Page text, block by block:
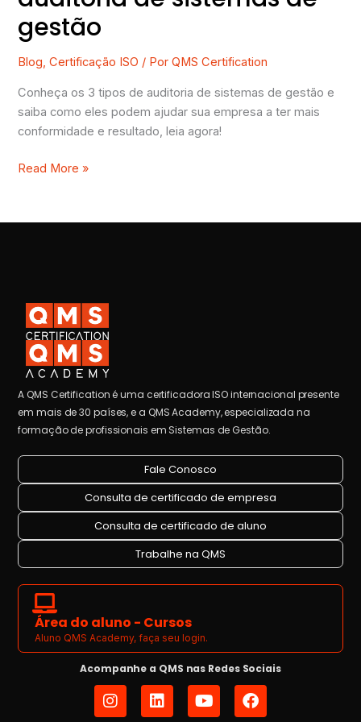
gestão
Blog,Certificação ISO / PorQMS Certification
Conheça os 3 tipos de auditoria de sistemas de gestão e
saiba como eles podem ajudar sua empresa a ter mais
conformidade e resultado, leia agora!
Read More »
A QMS Certification é uma certificadora ISO internacional presente
em mais de 30 países, e a QMS Academy, especializada na
formação de profissionais em Sistemas de Gestão.
Fale Conosco
Consulta de certificado de empresa
Consulta de certificado de aluno
Trabalhe na QMS
Área do aluno - Cursos
Aluno QMS Academy, faça seu login.
Acompanhe a QMS nas Redes Sociais
I
n
L
i
Y
o
F
a